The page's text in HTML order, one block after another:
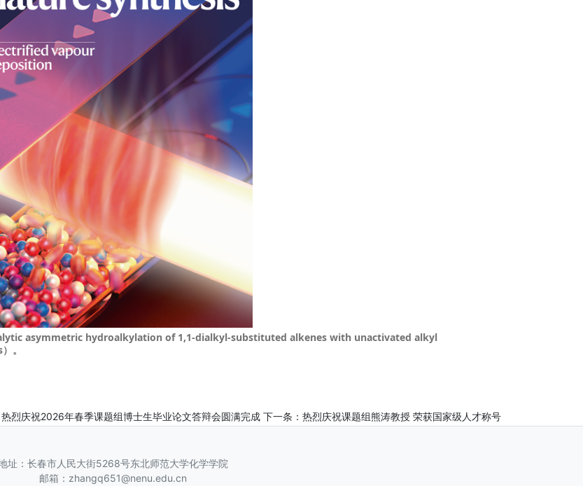
asymmetric hydroalkylation of 1,1-dialkyl-substituted alkenes with unactivated alkyl
。
热烈庆祝2026年春季课题组博士生毕业论文答辩会圆满完成 下一条： 热烈庆祝课题组熊涛教授 荣获国家级人才称号
址：长春市人民大街5268号东北师范大学化学学院
邮箱：zhangq651@nenu.edu.cn